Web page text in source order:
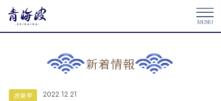
新着情報
波乗亭 2022.12.21